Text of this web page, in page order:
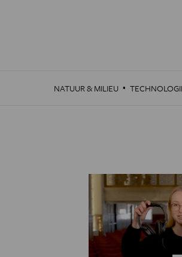
NATUUR & MILIEU ·